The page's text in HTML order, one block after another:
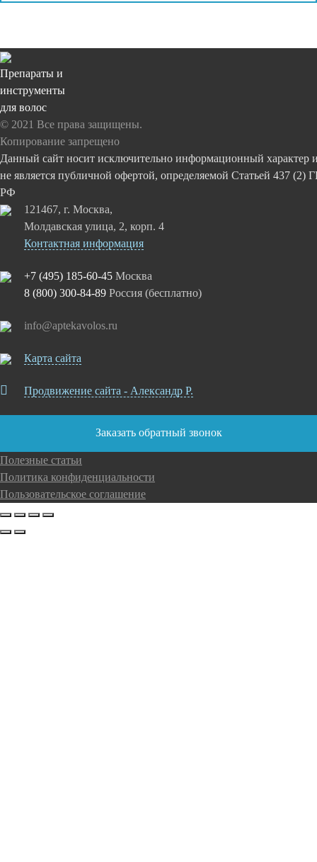
Препараты и
инструменты
для волос
© 2021 Все права защищены.
Копирование запрещено
Данный сайт носит исключительно информационный характер
не является публичной офертой, определяемой Статьей 437 (2)
РФ
121467, г. Москва,
Молдавская улица, 2, корп. 4
Контактная информация
+7 (495) 185-60-45 Москва
8 (800) 300-84-89 Россия (бесплатно)
info@aptekavolos.ru
Карта сайта
Продвижение сайта - Александр Р.
Заказать обратный звонок
Полезные статьи
Политика конфиденциальности
Пользовательское соглашение